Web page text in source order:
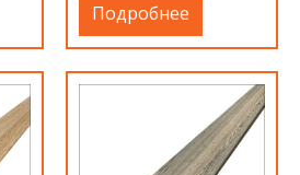
Подробнее